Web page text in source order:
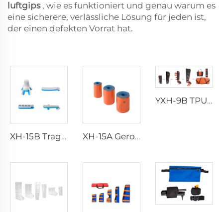
luftgips , wie es funktioniert und genau warum es
eine sicherere, verlässliche Lösung für jeden ist,
der einen defekten Vorrat hat.
XH-15B Tragbarer wasserdichter Bruchschienen-Notfallschiene XH-15A Gerollte Schiene
YXH-9B TPU-Schienenset